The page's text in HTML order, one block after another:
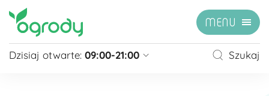
MENU
Dzisiaj otwarte: 09:00-21:00 Szukaj